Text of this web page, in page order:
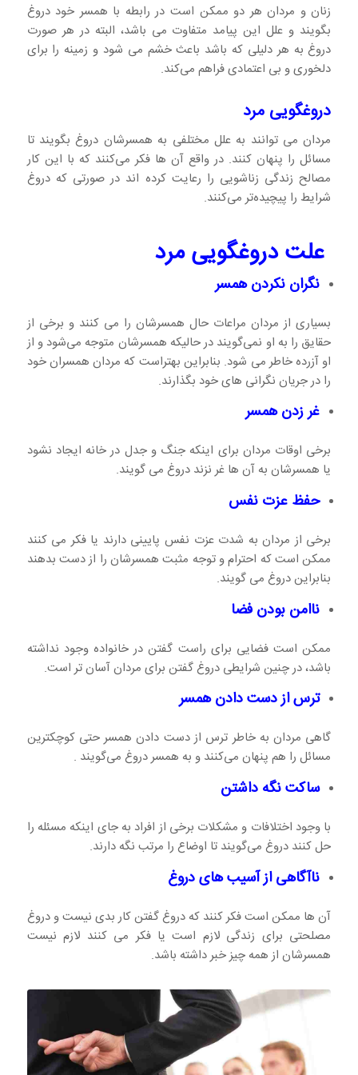
زنان و مردان هر دو ممکن است در رابطه با همسر خود دروغ
بگویند و علل این پیامد متفاوت می باشد، البته در هر صورت
دروغ به هر دلیلی که باشد باعث خشم می شود و زمینه را برای
دلخوری و بی اعتمادی فراهم می‌کند.
دروغگویی مرد
مردان می توانند به علل مختلفی به همسرشان دروغ بگویند تا
مسائل را پنهان کنند. در واقع آن ها فکر می‌کنند که با این کار
مصالح زندگی زناشویی را رعایت کرده اند در صورتی که دروغ
شرایط را پیچیده‌تر می‌کنند.
علت دروغگویی مرد
نگران نکردن همسر
بسیاری از مردان مراعات حال همسرشان را می کنند و برخی از
حقایق را به او نمی‌گویند در حالیکه همسرشان متوجه می‌شود و از
او آزرده خاطر می شود. بنابراین بهتراست که مردان همسران خود
را در جریان نگرانی های خود بگذارند.
غر زدن همسر
برخی اوقات مردان برای اینکه جنگ و جدل در خانه ایجاد نشود
یا همسرشان به آن ها غر نزند دروغ می گویند.
حفظ عزت نفس
برخی از مردان به شدت عزت نفس پایینی دارند یا فکر می کنند
ممکن است که احترام و توجه مثبت همسرشان را از دست بدهند
بنابراین دروغ می گویند.
ناامن بودن فضا
ممکن است فضایی برای راست گفتن در خانواده وجود نداشته
باشد، در چنین شرایطی دروغ گفتن برای مردان آسان تر است.
ترس از دست دادن همسر
گاهی مردان به خاطر ترس از دست دادن همسر حتی کوچکترین
مسائل را هم پنهان می‌کنند و به همسر دروغ می‌گویند .
ساکت نگه داشتن
با وجود اختلافات و مشکلات برخی از افراد به جای اینکه مسئله را
حل کنند دروغ می‌گویند تا اوضاع را مرتب نگه دارند.
ناآگاهی از آسیب های دروغ
آن ها ممکن است فکر کنند که دروغ گفتن کار بدی نیست و دروغ
مصلحتی برای زندگی لازم است یا فکر می کنند لازم نیست
همسرشان از همه چیز خبر داشته باشد.